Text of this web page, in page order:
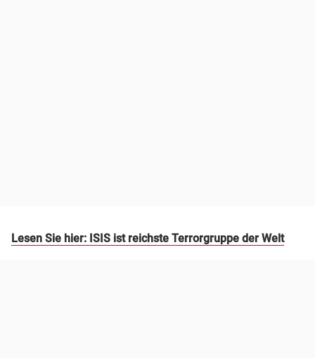
Lesen Sie hier: ISIS ist reichste Terrorgruppe der Welt